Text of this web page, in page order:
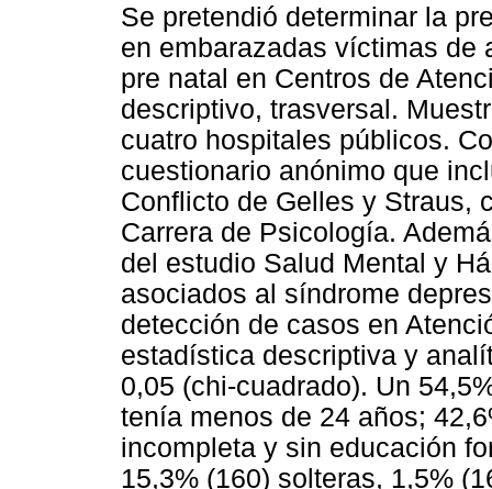
Se pretendió determinar la
en embarazadas víctimas de
pre natal en Centros de
descriptivo, trasversal.
cuatro hospitales públicos.
cuestionario anónimo que
Conflicto de Gelles y Straus,
Carrera de Psicología.
del estudio Salud Mental y
asociados al síndrome
detección de casos en
estadística descriptiva y
0,05 (chi-cuadrado). Un
tenía menos de 24 años;
incompleta y sin educación
15,3% (160) solteras, 1,5%